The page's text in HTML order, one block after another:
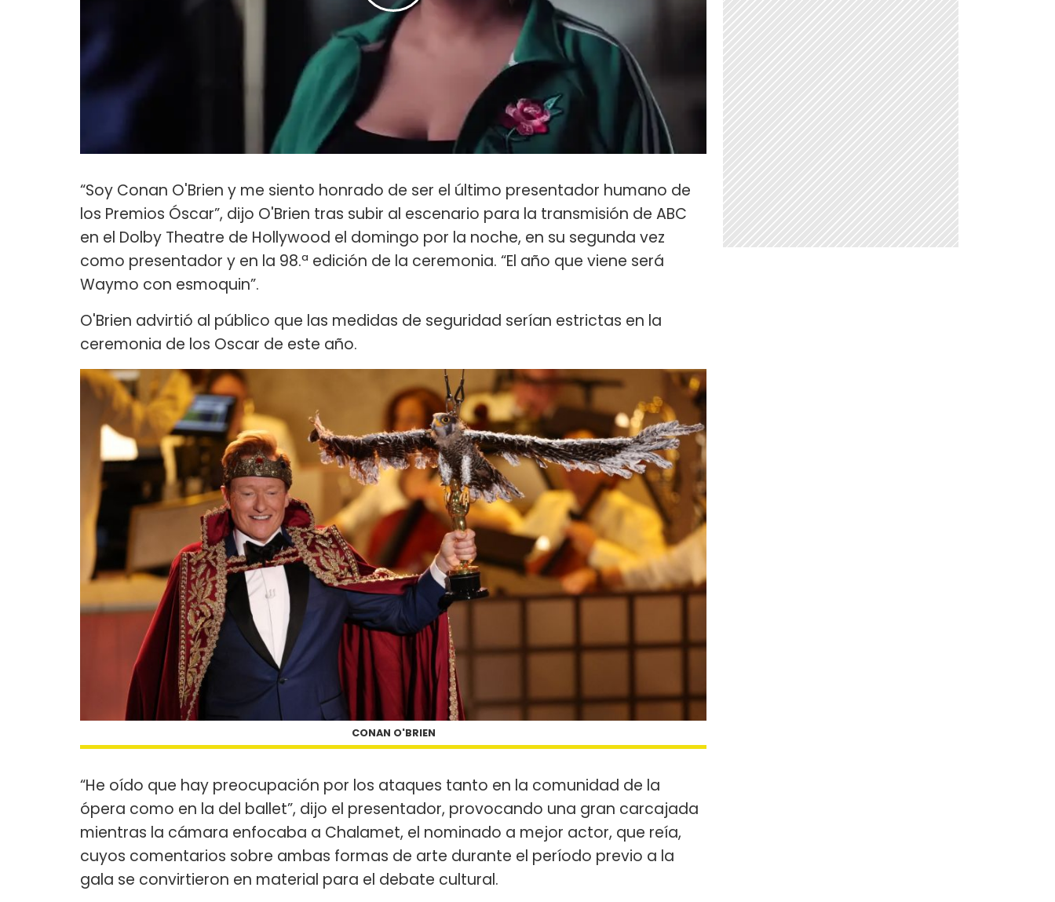
“Soy Conan O'Brien y me siento honrado de ser el último presentador humano de
los Premios Óscar”, dijo O'Brien tras subir al escenario para la transmisión de ABC
en el Dolby Theatre de Hollywood el domingo por la noche, en su segunda vez
como presentador y en la 98.ª edición de la ceremonia. “El año que viene será
Waymo con esmoquin”.
O'Brien advirtió al público que las medidas de seguridad serían estrictas en la
ceremonia de los Oscar de este año.
CONAN O'BRIEN
“He oído que hay preocupación por los ataques tanto en la comunidad de la
ópera como en la del ballet”, dijo el presentador, provocando una gran carcajada
mientras la cámara enfocaba a Chalamet, el nominado a mejor actor, que reía,
cuyos comentarios sobre ambas formas de arte durante el período previo a la
gala se convirtieron en material para el debate cultural.